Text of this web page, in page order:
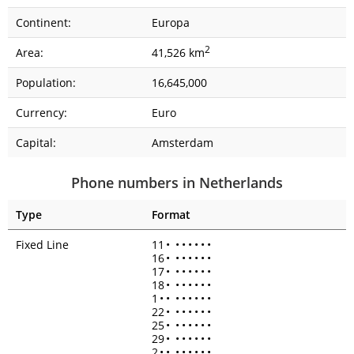
Continent:
Europa
Area:
41,526 km2
Population:
16,645,000
Currency:
Euro
Capital:
Amsterdam
Phone numbers in Netherlands
Type
Format
Fixed Line
11 • • • • • • •
16• • • • • • •
17• • • • • • •
18• • • • • • •
1 • • • • • • • •
22• • • • • • •
25• • • • • • •
29• • • • • • •